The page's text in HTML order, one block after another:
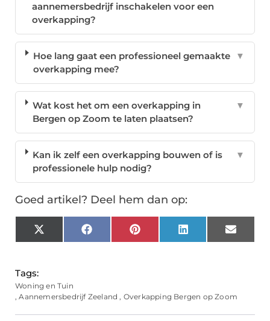
aannemersbedrijf inschakelen voor een
overkapping?
Hoe lang gaat een professioneel gemaakte
overkapping mee?
▼
Wat kost het om een overkapping in
Bergen op Zoom te laten plaatsen?
▼
Kan ik zelf een overkapping bouwen of is
professionele hulp nodig?
▼
Goed artikel? Deel hem dan op:
X
(Twitter)
FacebookPinterest LinkedIn Email
Tags:
Woning en Tuin
,Aannemersbedrijf Zeeland , Overkapping Bergen op Zoom